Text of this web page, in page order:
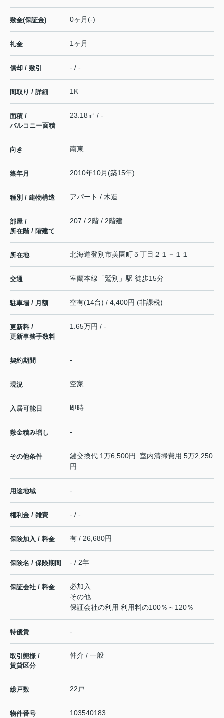
敷金(保証金) 0ヶ月(-)
礼金 1ヶ月
償却 / 敷引 - / -
間取り / 詳細 1K
面積 /
バルコニー面積
23.18㎡ / -
向き 南東
築年月 2010年10月(築15年)
種別 / 建物構造 アパート / 木造
部屋 /
所在階 / 階建て
207 / 2階 / 2階建
所在地 北海道登別市美園町５丁目２１－１１
交通 室蘭本線 「鷲別 」駅 徒歩15分
駐車場 / 月額 空有(14台) / 4,400円 (非課税)
更新料 /
更新事務手数料
1.65万円 / -
契約期間 -
現況 空家
入居可能日 即時
敷金積み増し -
その他条件
鍵交換代:1万6,500円 室内清掃費用:5万2,250
円
用途地域 -
権利金 / 雑費 - / -
保険加入 / 料金 有 / 26,680円
保険名 / 保険期間 - / 2年
保証会社 / 料金
必加入
その他
保証会社の利用 利用料の100％～120％
特優賃 -
取引態様 /
賃貸区分
仲介 / 一般
総戸数 22戸
物件番号 103540183